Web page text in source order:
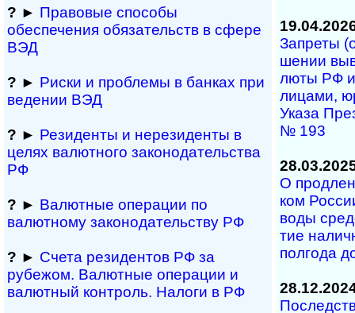
? ► Правовые способы
обеспечения обяза­тельств в сфере
ВЭД
? ► Риски и проблемы в банках при
ведении ВЭД
? ► Резиденты и не­ре­зи­ден­ты в
целях валютного за­ко­но­да­тель­ст­ва
РФ
? ► Валютные операции по
валютному за­ко­но­да­тель­ст­ву РФ
? ► Счета резидентов РФ за
рубежом. Валютные операции и
валютный контроль. Налоги в РФ
Запреты
ше­нии
лю­ты РФ и
ли­ца­ми,
Ука­за
№ 193
О
ком
во­ды
тие
пол­го­да